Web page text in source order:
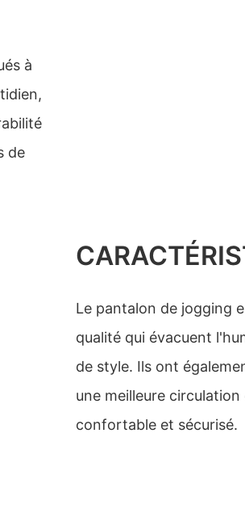
à
de
Le pantalon de jogging
qualité qui évacuent
de style. Ils ont
une meilleure
confortable et sécurisé.